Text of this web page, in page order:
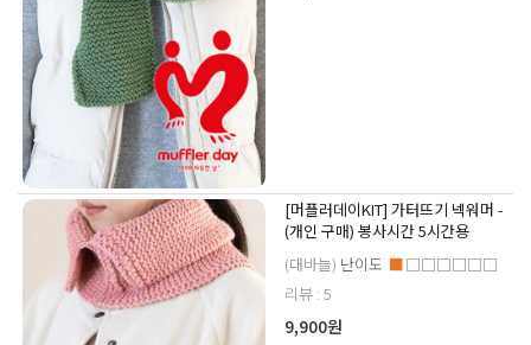
[머플러데이KIT] 가터뜨기 넥워머 -
(개인 구매) 봉사시간 5시간용
(대바늘) 난이도 ■□□□□□□
리뷰 : 5
9,900원